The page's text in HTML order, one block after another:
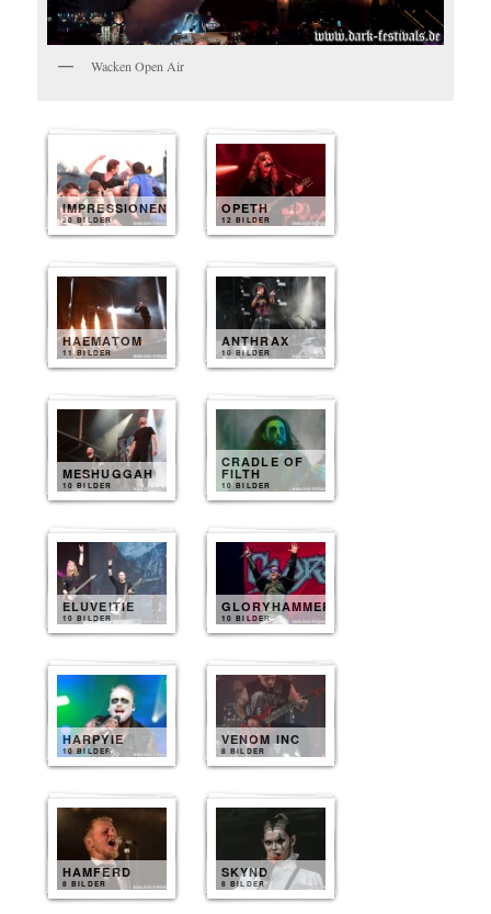
Wacken Open Air
IMPRESSIONEN
20 BILDER
OPETH
12 BILDER
HAEMATOM
11 BILDER
ANTHRAX
10 BILDER
MESHUGGAH
10 BILDER
CRADLE OF
FILTH
10 BILDER
ELUVEITIE
10 BILDER
GLORYHAMMER
10 BILDER
HARPYIE
10 BILDER
VENOM INC
8 BILDER
HAMFERD
8 BILDER
SKYND
8 BILDER